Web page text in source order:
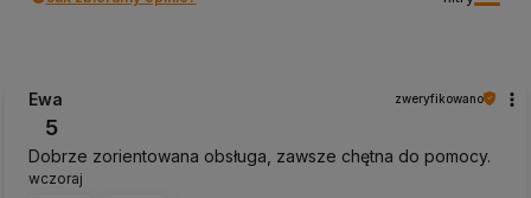
Ewa zweryfikowano
5
Dobrze zorientowana obsługa, zawsze chętna do pomocy.
wczoraj